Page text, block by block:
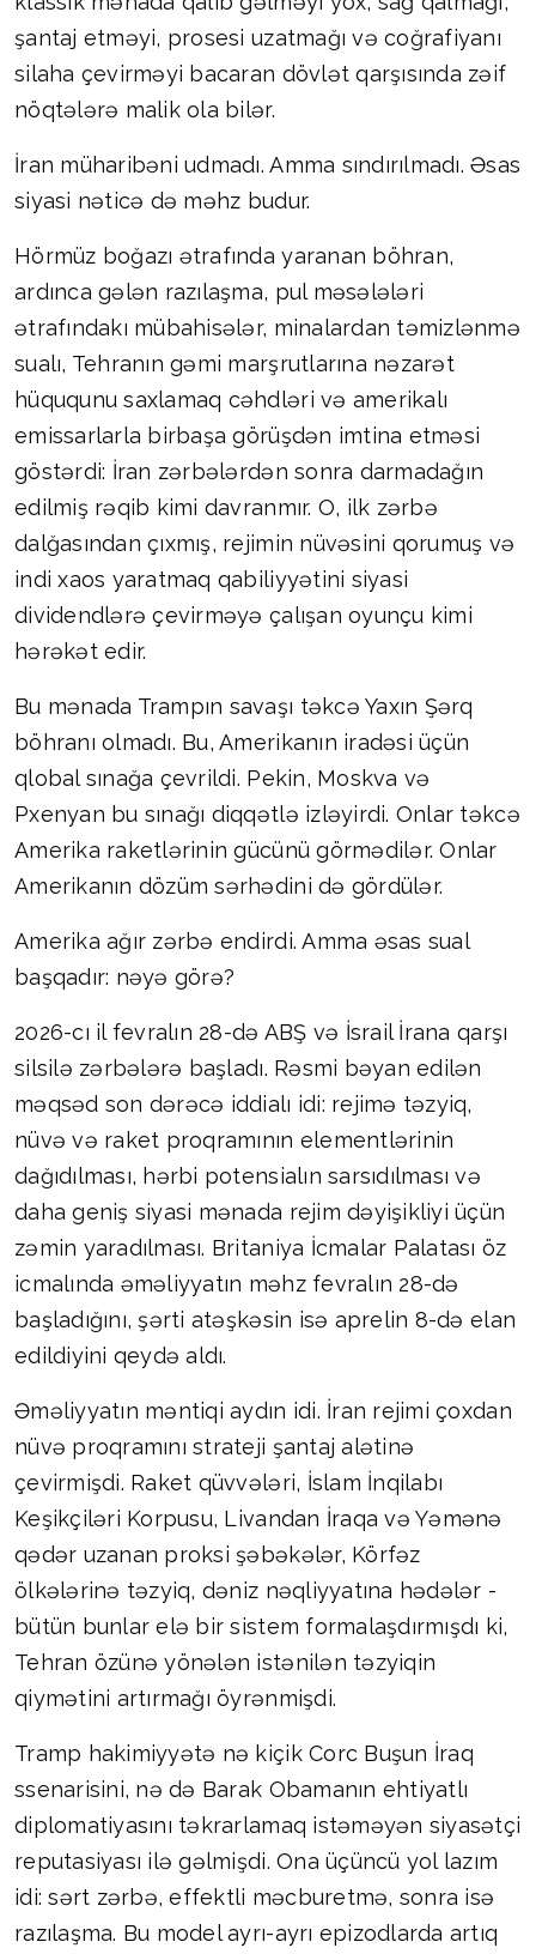
şantaj etməyi, prosesi uzatmağı və coğrafiyanı
silaha çevirməyi bacaran dövlət qarşısında zəif
nöqtələrə malik ola bilər.
İran müharibəni udmadı. Amma sındırılmadı. Əsas
siyasi nəticə də məhz budur.
Hörmüz boğazı ətrafında yaranan böhran,
ardınca gələn razılaşma, pul məsələləri
ətrafındakı mübahisələr, minalardan təmizlənmə
sualı, Tehranın gəmi marşrutlarına nəzarət
hüququnu saxlamaq cəhdləri və amerikalı
emissarlarla birbaşa görüşdən imtina etməsi
göstərdi: İran zərbələrdən sonra darmadağın
edilmiş rəqib kimi davranmır. O, ilk zərbə
dalğasından çıxmış, rejimin nüvəsini qorumuş və
indi xaos yaratmaq qabiliyyətini siyasi
dividendlərə çevirməyə çalışan oyunçu kimi
hərəkət edir.
Bu mənada Trampın savaşı təkcə Yaxın Şərq
böhranı olmadı. Bu, Amerikanın iradəsi üçün
qlobal sınağa çevrildi. Pekin, Moskva və
Pxenyan bu sınağı diqqətlə izləyirdi. Onlar təkcə
Amerika raketlərinin gücünü görmədilər. Onlar
Amerikanın dözüm sərhədini də gördülər.
Amerika ağır zərbə endirdi. Amma əsas sual
başqadır: nəyə görə?
2026-cı il fevralın 28-də ABŞ və İsrail İrana qarşı
silsilə zərbələrə başladı. Rəsmi bəyan edilən
məqsəd son dərəcə iddialı idi: rejimə təzyiq,
nüvə və raket proqramının elementlərinin
dağıdılması, hərbi potensialın sarsıdılması və
daha geniş siyasi mənada rejim dəyişikliyi üçün
zəmin yaradılması. Britaniya İcmalar Palatası öz
icmalında əməliyyatın məhz fevralın 28-də
başladığını, şərti atəşkəsin isə aprelin 8-də elan
edildiyini qeydə aldı.
Əməliyyatın məntiqi aydın idi. İran rejimi çoxdan
nüvə proqramını strateji şantaj alətinə
çevirmişdi. Raket qüvvələri, İslam İnqilabı
Keşikçiləri Korpusu, Livandan İraqa və Yəmənə
qədər uzanan proksi şəbəkələr, Körfəz
ölkələrinə təzyiq, dəniz nəqliyyatına hədələr -
bütün bunlar elə bir sistem formalaşdırmışdı ki,
Tehran özünə yönələn istənilən təzyiqin
qiymətini artırmağı öyrənmişdi.
Tramp hakimiyyətə nə kiçik Corc Buşun İraq
ssenarisini, nə də Barak Obamanın ehtiyatlı
diplomatiyasını təkrarlamaq istəməyən siyasətçi
reputasiyası ilə gəlmişdi. Ona üçüncü yol lazım
idi: sərt zərbə, effektli məcburetmə, sonra isə
razılaşma. Bu model ayrı-ayrı epizodlarda artıq